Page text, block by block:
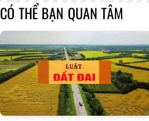
CÓ THỂ BẠN QUAN TÂM